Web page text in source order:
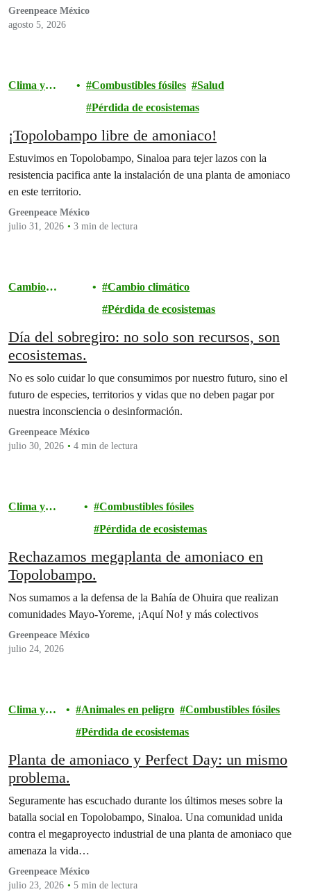
afirman
Greenpeace México
agosto 5, 2026
Clima y
Combustibles fósiles
Salud
Pérdida de ecosistemas
¡Topolobampo libre de amoniaco!
Estuvimos en Topolobampo, Sinaloa para tejer lazos con la
resistencia pacifica ante la instalación de una planta de amoniaco
en este territorio.
Greenpeace México
julio 31, 2026
3 min de lectura
Cambio
Cambio climático
Pérdida de ecosistemas
Día del sobregiro: no solo son recursos, son
ecosistemas.
No es solo cuidar lo que consumimos por nuestro futuro, sino el
futuro de especies, territorios y vidas que no deben pagar por
nuestra inconsciencia o desinformación.
Greenpeace México
julio 30, 2026
4 min de lectura
Clima y
Combustibles fósiles
Pérdida de ecosistemas
Rechazamos megaplanta de amoniaco en
Topolobampo.
Nos sumamos a la defensa de la Bahía de Ohuira que realizan
comunidades Mayo-Yoreme, ¡Aquí No! y más colectivos
Greenpeace México
julio 24, 2026
Clima y
Animales en peligro
Combustibles fósiles
Pérdida de ecosistemas
Planta de amoniaco y Perfect Day: un mismo
problema.
Seguramente has escuchado durante los últimos meses sobre la
batalla social en Topolobampo, Sinaloa. Una comunidad unida
contra el megaproyecto industrial de una planta de amoniaco que
amenaza la vida…
Greenpeace México
julio 23, 2026
5 min de lectura